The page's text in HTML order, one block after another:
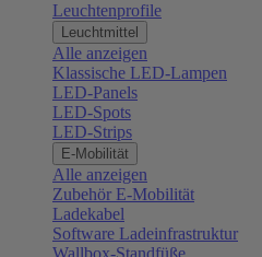
Leuchtenprofile
Leuchtmittel
Alle anzeigen
Klassische LED-Lampen
LED-Panels
LED-Spots
LED-Strips
E-Mobilität
Alle anzeigen
Zubehör E-Mobilität
Ladekabel
Software Ladeinfrastruktur